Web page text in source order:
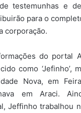
testemunhas e
para o
corporação.
do portal
como ‘Jefinho’,
Nova, em
em Araci.
Jeffinho trabalhou